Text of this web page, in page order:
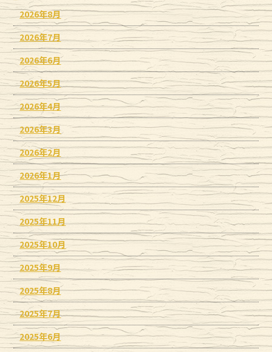
2026年8月
2026年7月
2026年6月
2026年5月
2026年4月
2026年3月
2026年2月
2026年1月
2025年12月
2025年11月
2025年10月
2025年9月
2025年8月
2025年7月
2025年6月